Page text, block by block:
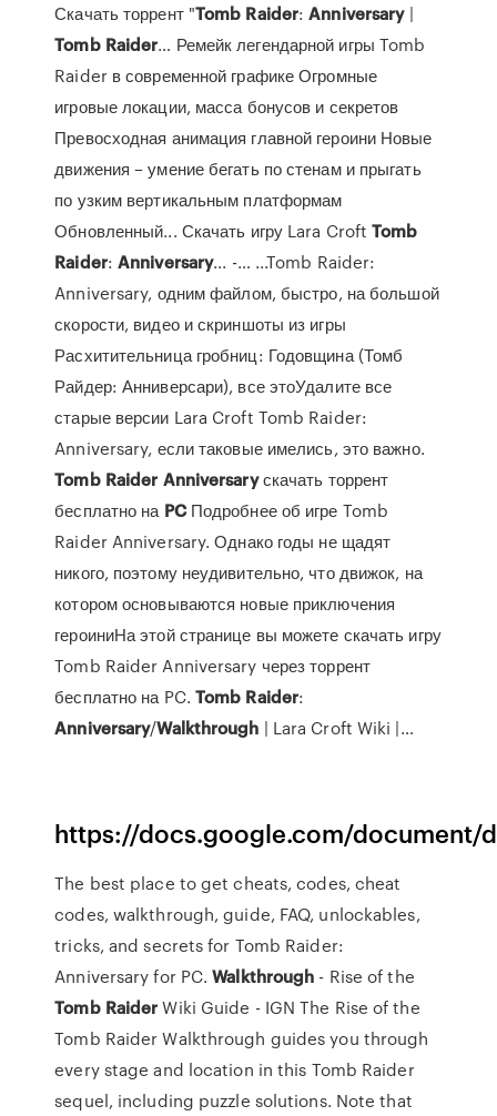
Скачать торрент "Tomb Raider:Anniversary|
Tomb Raider… Ремейк легендарной игры Tomb
Raider в современной графике Огромные
игровые локации, масса бонусов и секретов
Превосходная анимация главной героини Новые
движения – умение бегать по стенам и прыгать
по узким вертикальным платформам
Обновленный... Скачать игру Lara CroftTomb
Raider:Anniversary... -… ...Tomb Raider:
Anniversary, одним файлом, быстро, на большой
скорости, видео и скриншоты из игры
Расхитительница гробниц: Годовщина (Томб
Райдер: Анниверсари), все этоУдалите все
старые версии Lara Croft Tomb Raider:
Anniversary, если таковые имелись, это важно.
Tomb Raider Anniversaryскачать торрент
бесплатно на PCПодробнее об игре Tomb
Raider Anniversary. Однако годы не щадят
никого, поэтому неудивительно, что движок, на
котором основываются новые приключения
героиниНа этой странице вы можете скачать игру
Tomb Raider Anniversary через торрент
бесплатно на PC. Tomb Raider:
Anniversary/Walkthrough | Lara Croft Wiki |…
https://docs.google.com/document/
The best place to get cheats, codes, cheat
codes, walkthrough, guide, FAQ, unlockables,
tricks, and secrets for Tomb Raider:
Anniversary for PC.Walkthrough - Rise of the
Tomb RaiderWiki Guide - IGN The Rise of the
Tomb Raider Walkthrough guides you through
every stage and location in this Tomb Raider
sequel, including puzzle solutions. Note that